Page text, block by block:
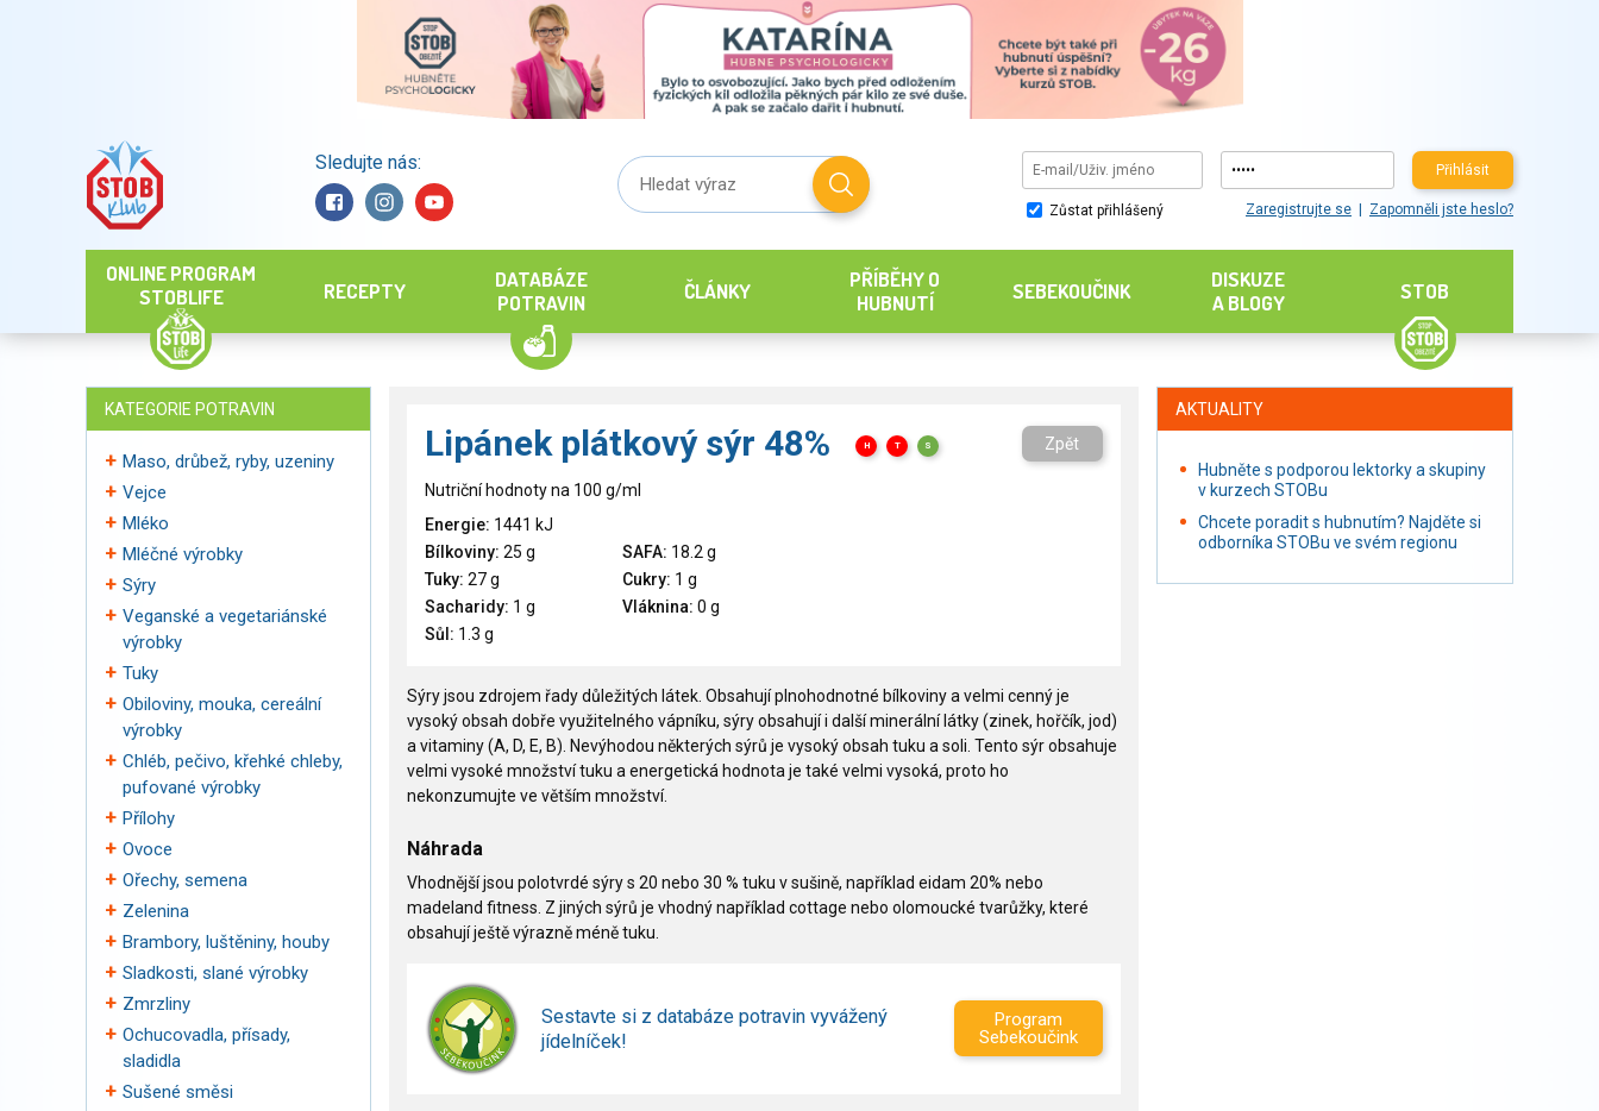
Sledujte nás: Přihlásit
Zůstat přihlášený Zaregistrujte se Zapomněli jste heslo?
ONLINE PROGRAM
STOBLIFE
RECEPTY
DATABÁZE
POTRAVIN
ČLÁNKY
PŘÍBĚHY O
HUBNUTÍ
SEBEKOUČINK
DISKUZE
A BLOGY
STOB
KATEGORIE POTRAVIN
Maso, drůbež, ryby, uzeniny
Vejce
Mléko
Mléčné výrobky
Sýry
Veganské a vegetariánské
výrobky
Tuky
Obiloviny, mouka, cereální
výrobky
Chléb, pečivo, křehké chleby,
pufované výrobky
Přílohy
Ovoce
Ořechy, semena
Zelenina
Brambory, luštěniny, houby
Sladkosti, slané výrobky
Zmrzliny
Ochucovadla, přísady,
sladidla
Sušené směsi
Lipánek plátkový sýr 48% H T S Zpět
Nutriční hodnoty na 100 g/ml
Energie: 1441 kJ
Bílkoviny: 25 g SAFA: 18.2 g
Tuky: 27 g Cukry: 1 g
Sacharidy: 1 g Vláknina: 0 g
Sůl: 1.3 g
Sýry jsou zdrojem řady důležitých látek. Obsahují plnohodnotné bílkoviny a velmi cenný je
vysoký obsah dobře využitelného vápníku, sýry obsahují i další minerální látky (zinek, hořčík, jod)
a vitaminy (A, D, E, B). Nevýhodou některých sýrů je vysoký obsah tuku a soli. Tento sýr obsahuje
velmi vysoké množství tuku a energetická hodnota je také velmi vysoká, proto ho
nekonzumujte ve větším množství.
Náhrada
Vhodnější jsou polotvrdé sýry s 20 nebo 30 % tuku v sušině, například eidam 20% nebo
madeland fitness. Z jiných sýrů je vhodný například cottage nebo olomoucké tvarůžky, které
obsahují ještě výrazně méně tuku.
Sestavte si z databáze potravin vyvážený
jídelníček!
Program
Sebekoučink
AKTUALITY
Hubněte s podporou lektorky a skupiny
v kurzech STOBu
Chcete poradit s hubnutím? Najděte si
odborníka STOBu ve svém regionu